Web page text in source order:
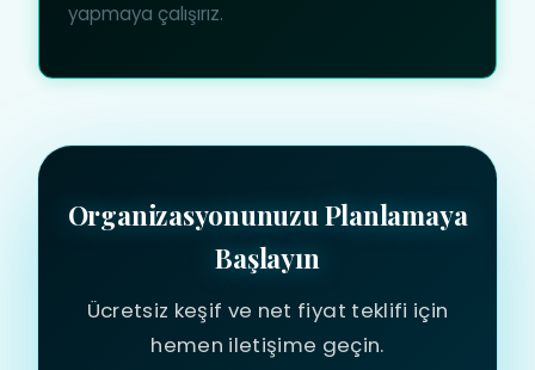
yapmaya çalışırız.
Organizasyonunuzu Planlamaya
Başlayın
Ücretsiz keşif ve net fiyat teklifi için
hemen iletişime geçin.